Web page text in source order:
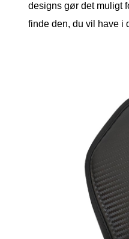
designs gør det muligt
finde den, du vil have i